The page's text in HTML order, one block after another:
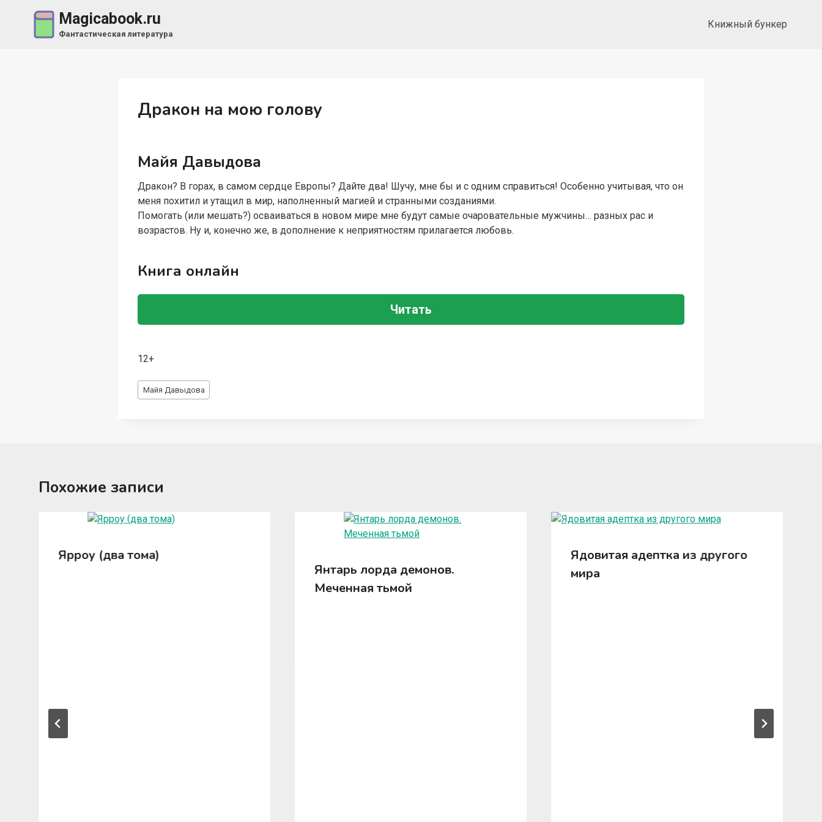
содержимому
Magicabook.ru
Фантастическая литература
Книжный бункер
Дракон на мою голову
Майя Давыдова
Дракон? В горах, в самом сердце Европы? Дайте два! Шучу, мне бы и с одним справиться! Особенно учитывая, что он
меня похитил и утащил в мир, наполненный магией и странными созданиями.
Помогать (или мешать?) осваиваться в новом мире мне будут самые очаровательные мужчины… разных рас и
возрастов. Ну и, конечно же, в дополнение к неприятностям прилагается любовь.
Книга онлайн
Читать
12+
Метки
записи:
Майя Давыдова
Похожие записи
Ярроу (два тома)
Янтарь лорда демонов.
Меченная тьмой
Ядовитая адептка из другого
мира